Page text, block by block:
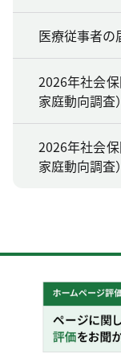
医療従事者の
2026年社会
家庭動向調査）
2026年社会
家庭動向調査）